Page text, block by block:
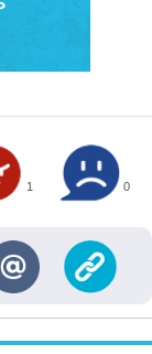
1 0